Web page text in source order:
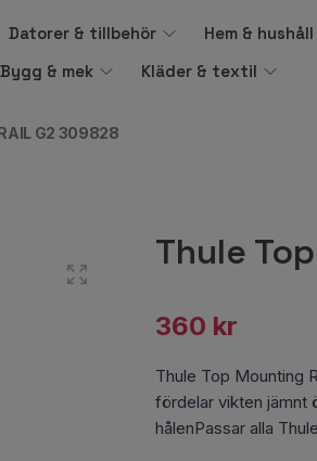
Datorer & tillbehör Hem & hushåll
Bygg & mek
Kläder & textil
G2 309828
Thule
360 kr
Thule Top Mounting
fördelar vikten jämnt
hålenPassar alla